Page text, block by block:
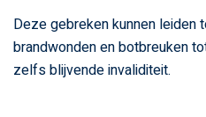
Deze gebreken kunnen leiden
brandwonden en botbreuken
zelfs blijvende invaliditeit.